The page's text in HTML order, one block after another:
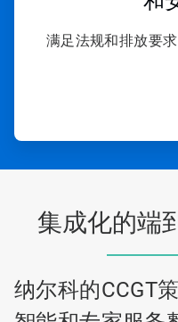
满足法规和排放要
集成化的端
纳尔科的CCGT